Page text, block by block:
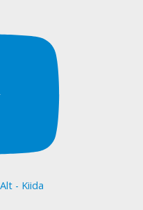
- Kiida